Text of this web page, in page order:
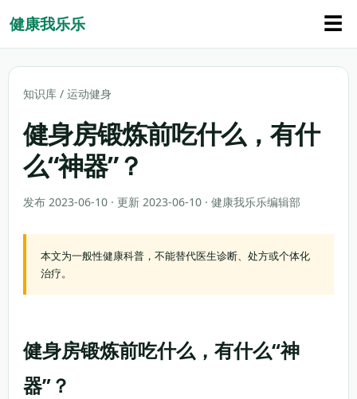
健康我乐乐 ☰
知识库 / 运动健身
健身房锻炼前吃什么，有什
么“神器”？
发布 2023-06-10 · 更新 2023-06-10 · 健康我乐乐编辑部
本文为一般性健康科普，不能替代医生诊断、处方或个体化
治疗。
健身房锻炼前吃什么，有什么“神
器”？